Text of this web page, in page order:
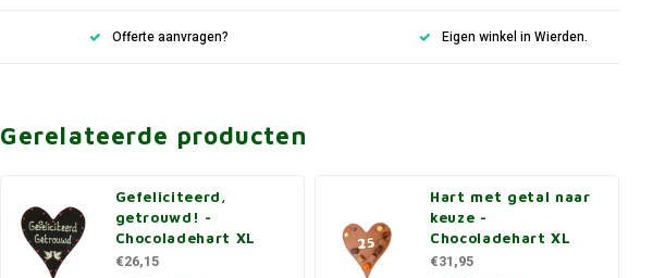
Offerte aanvragen? Eigen winkel in Wierden.
Gerelateerde producten
Gefeliciteerd,
getrouwd! -
Chocoladehart XL
€26,15
Hart met getal naar
keuze -
Chocoladehart XL
€31,95